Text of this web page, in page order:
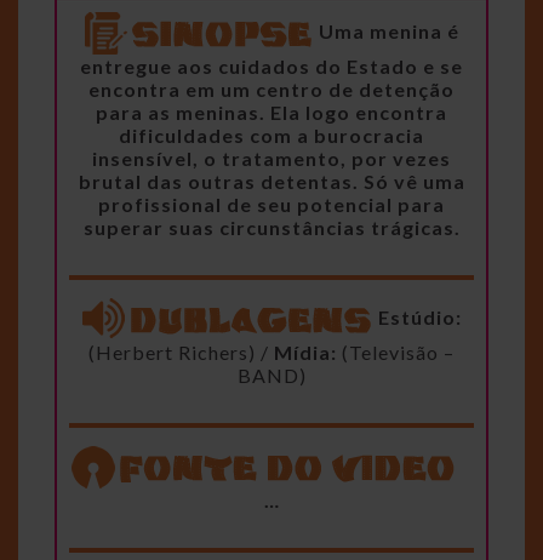
Uma menina é
entregue aos cuidados do Estado e se
encontra em um centro de detenção
para as meninas. Ela logo encontra
dificuldades com a burocracia
insensível, o tratamento, por vezes
brutal das outras detentas. Só vê uma
profissional de seu potencial para
superar suas circunstâncias trágicas.
Estúdio:
(Herbert Richers) / Mídia: (Televisão –
BAND)